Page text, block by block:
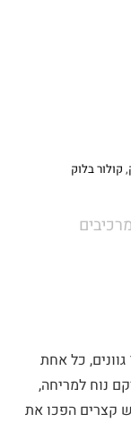
, קולור בלוק
מרכיבים
לכל אופנה, לכל מצב רוח ועם למעלה מ- 120 גוונים, כל אחת
נוח למריחה,
קצרים הפכו את